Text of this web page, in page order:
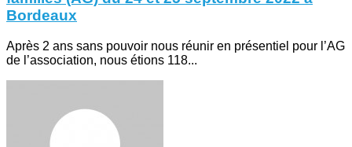
Bordeaux
Après 2 ans sans pouvoir nous réunir en présentiel pour l’AG
de l’association, nous étions 118...